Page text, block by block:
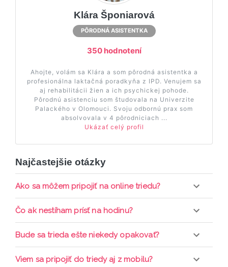
Klára Šponiarová
PÔRODNÁ ASISTENTKA
350 hodnotení
Ahojte, volám sa Klára a som pôrodná asistentka a
profesionálna laktačná poradkyňa z IPD. Venujem sa
aj rehabilitácii žien a ich psychickej pohode.
Pôrodnú asistenciu som študovala na Univerzite
Palackého v Olomouci. Svoju odbornú prax som
absolvovala v 4 pôrodniciach ...
Ukázať celý profil
Najčastejšie otázky
Ako sa môžem pripojiť na online triedu?
Pripojenie do online triedy prebieha priamo cez
prihlásiť do triedy.
Čo ak nestíham prísť na hodinu?
Každá trieda sa nahráva a je k dispozícií po dobu 7
Bude sa trieda ešte niekedy opakovať?
Triedy sa priebežne opakujú, stačí sledovať ponuku
Viem sa pripojiť do triedy aj z mobilu?